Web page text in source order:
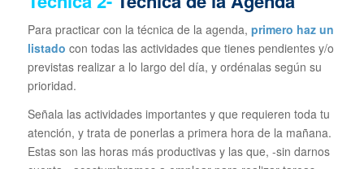
Para practicar con la técnica de la agenda, primero haz un
listado con todas las actividades que tienes pendientes y/o
previstas realizar a lo largo del día, y ordénalas según su
prioridad.
Señala las actividades importantes y que requieren toda tu
atención, y trata de ponerlas a primera hora de la mañana.
Estas son las horas más productivas y las que, -sin darnos